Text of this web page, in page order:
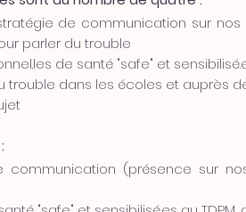
de communication sur
parler du trouble
de santé "safe" et
trouble dans les écoles et auprès
(présence sur